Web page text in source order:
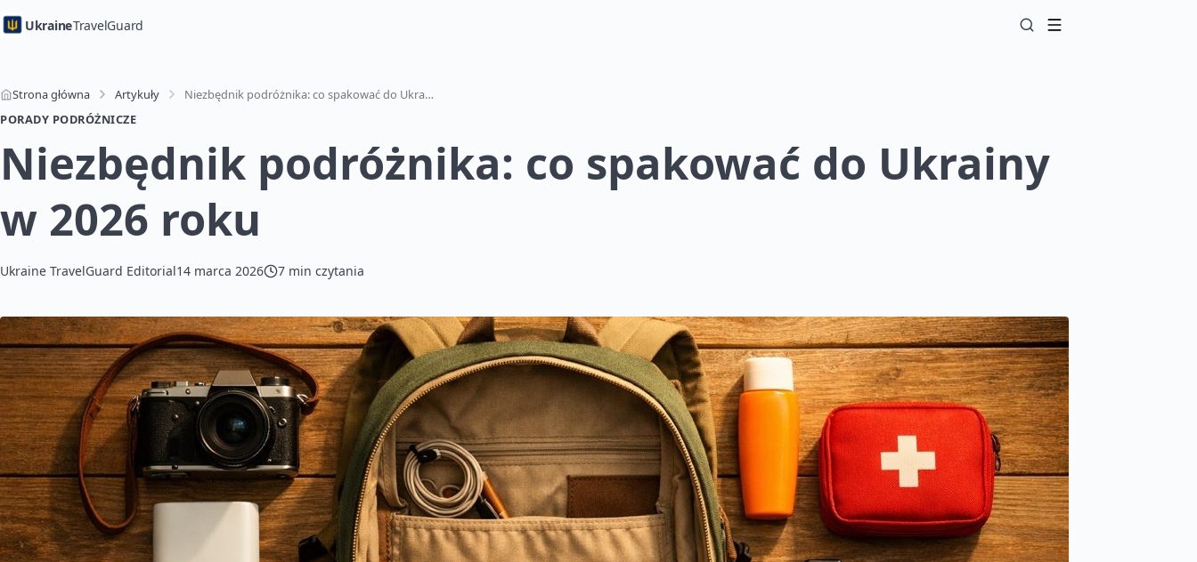
UkraineTravelGuard
Strona główna Artykuły
Niezbędnik podróżnika: co spakować do Ukrainy w 2026 roku
PORADY PODRÓŻNICZE
Niezbędnik podróżnika: co spakować do Ukrainy
w 2026 roku
Ukraine TravelGuard Editorial14 marca 2026 7 min czytania